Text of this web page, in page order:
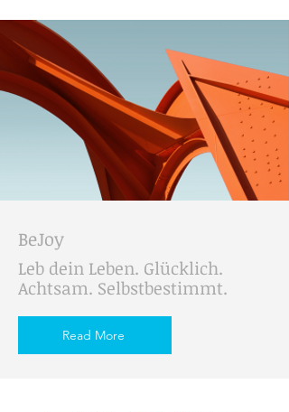
BeJoy
Leb dein Leben. Glücklich.
Achtsam. Selbstbestimmt.
Read More